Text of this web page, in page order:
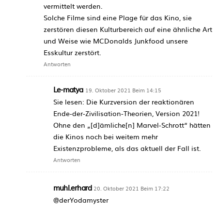
vermittelt werden.
Solche Filme sind eine Plage für das Kino, sie
zerstören diesen Kulturbereich auf eine ähnliche Art
und Weise wie MCDonalds Junkfood unsere
Esskultur zerstört.
Antworten
Le-matya 19. Oktober 2021 Beim 14:15
Sie lesen: Die Kurzversion der reaktionären
Ende-der-Zivilisation-Theorien, Version 2021!
Ohne den „[d]ämliche[n] Marvel-Schrott“ hätten
die Kinos noch bei weitem mehr
Existenzprobleme, als das aktuell der Fall ist.
Antworten
muhl.erhard 20. Oktober 2021 Beim 17:22
@derYodamyster